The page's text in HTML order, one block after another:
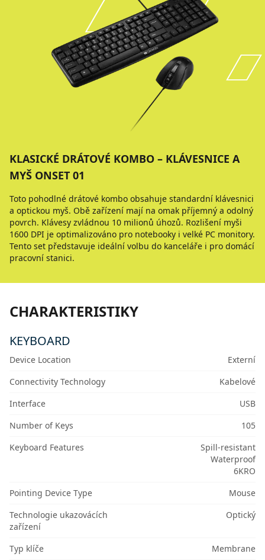
KLASICKÉ DRÁTOVÉ KOMBO – KLÁVESNICE A
MYŠ ONSET 01
Toto pohodlné drátové kombo obsahuje standardní klávesnici
a optickou myš. Obě zařízení mají na omak příjemný a odolný
povrch. Klávesy zvládnou 10 milionů úhozů. Rozlišení myši
1600 DPI je optimalizováno pro notebooky i velké PC monitory.
Tento set představuje ideální volbu do kanceláře i pro domácí
pracovní stanici.
CHARAKTERISTIKY
KEYBOARD
Device Location
Externí
Connectivity Technology
Kabelové
Interface
USB
Number of Keys
105
Keyboard Features
Spill-resistant
Waterproof
6KRO
Pointing Device Type
Mouse
Technologie ukazovácích
zařízení
Optický
Typ klíče
Membrane